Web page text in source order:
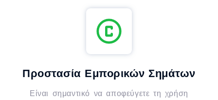
Προστασία Εμπορικών Σημάτων
Είναι σημαντικό να αποφεύγετε τη χρήση